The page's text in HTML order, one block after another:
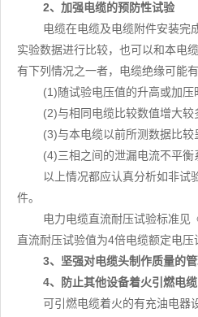
2、加强电缆的预防性试验
电缆在电缆及电缆附件安装完
实验数据进行比较，也可以和本电
有下列情况之一者，电缆绝缘可能
(1)随试验电压值的升高或加
(2)与相同电缆比较数值增大较
(3)与本电缆以前所测数据比
(4)三相之间的泄漏电流不平衡
以上情况都应认真分析如非试
件。
电力电缆直流耐压试验标准见
直流耐压试验值为4倍电缆额定电压
3、坚强对电缆头制作质量的
4、防止其他设备着火引燃电缆
可引燃电缆着火的有充油电器